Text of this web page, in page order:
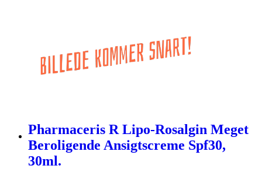
Pharmaceris R Lipo-Rosalgin Meget
Beroligende Ansigtscreme Spf30,
30ml.